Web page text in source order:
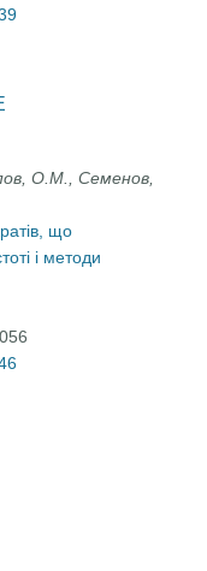
О.М., Семенов,
що
і методи